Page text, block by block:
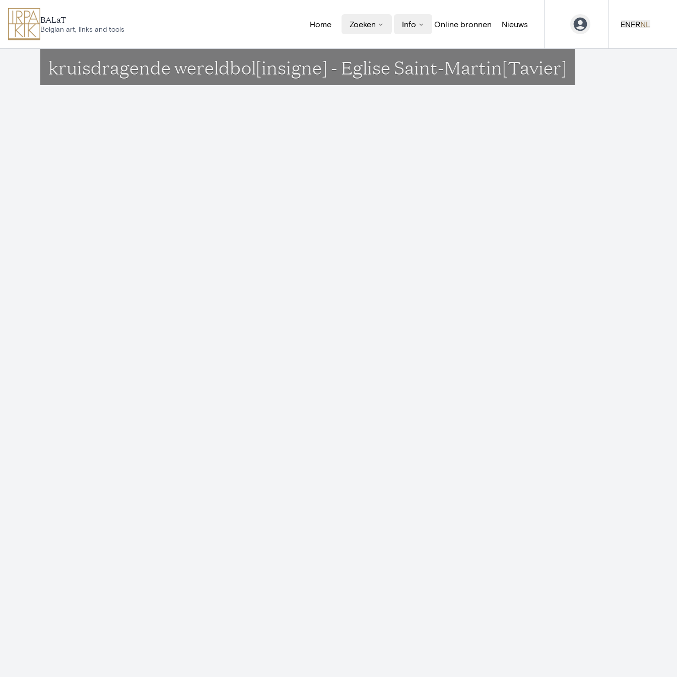
BALaT
Belgian art, links and tools
Home Zoeken Info Online bronnen Nieuws ENFRNL
kruisdragende wereldbol[insigne] - Eglise Saint-Martin[Tavier]